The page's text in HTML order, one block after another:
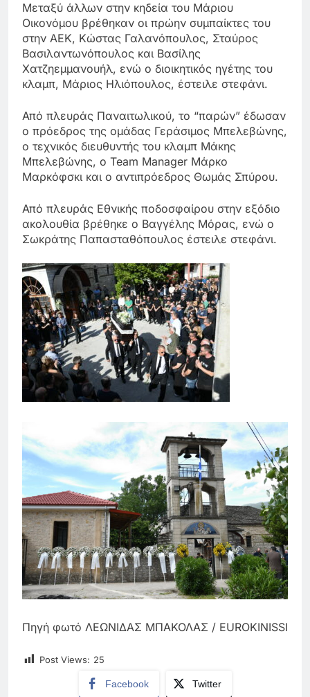
Μεταξύ άλλων στην κηδεία του Μάριου
Οικονόμου βρέθηκαν οι πρώην συμπαίκτες του
στην ΑΕΚ, Κώστας Γαλανόπουλος, Σταύρος
Βασιλαντωνόπουλος και Βασίλης
Χατζηεμμανουήλ, ενώ ο διοικητικός ηγέτης του
κλαμπ, Μάριος Ηλιόπουλος, έστειλε στεφάνι.
Από πλευράς Παναιτωλικού, το “παρών” έδωσαν
ο πρόεδρος της ομάδας Γεράσιμος Μπελεβώνης,
ο τεχνικός διευθυντής του κλαμπ Μάκης
Μπελεβώνης, ο Team Manager Μάρκο
Μαρκόφσκι και ο αντιπρόεδρος Θωμάς Σπύρου.
Από πλευράς Εθνικής ποδοσφαίρου στην εξόδιο
ακολουθία βρέθηκε ο Βαγγέλης Μόρας, ενώ ο
Σωκράτης Παπασταθόπουλος έστειλε στεφάνι.
Πηγή φωτό ΛΕΩΝΙΔΑΣ ΜΠΑΚΟΛΑΣ / EUROKINISSI
Post Views: 25
Facebook Twitter